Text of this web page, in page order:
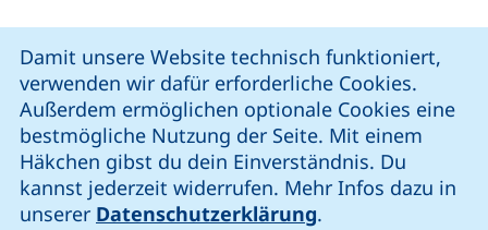
Damit unsere Website technisch funktioniert,
verwenden wir dafür erforderliche Cookies.
Außerdem ermöglichen optionale Cookies eine
bestmögliche Nutzung der Seite. Mit einem
Häkchen gibst du dein Einverständnis. Du
kannst jederzeit widerrufen. Mehr Infos dazu in
unserer Datenschutzerklärung.
unsere Facebook-Seite (externer Link, öffnet neues
unsere LinkedIn-Seite (externer Link, öffnet
unsere Instagram-Seite (externer Link,
unsere YouTube-Seite (externer
Cookie-Einstellungen
Impressum